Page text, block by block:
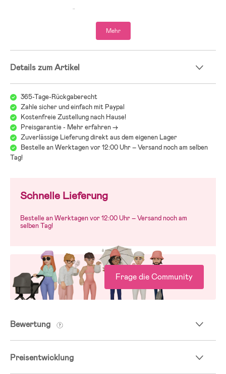
und auf seiner Rückseite befindet sich ein elastisches
Befestigungsband, das am Kopfteil des Kinderwagensitzes
angebracht wird und verhindert, dass der Fußsack im Kinderwagen
hinunterrutscht.
- Wasserabweisende PU-Beschichtung
wird, dass es frei von schädlichen Chemikalien ist.
Waschempfehlung: 40°C Maschinenwäsche auf links. Kein
Waschmittel mit Bleichmittel oder optischem Aufheller verwenden!
– Empfohlenes Alter: Bis zu 1,5–2 Jahre
Mehr
Details zum Artikel
365-Tage-Rückgaberecht
Zahle sicher und einfach mit Paypal
Kostenfreie Zustellung nach Hause!
Preisgarantie - Mehr erfahren ->
Zuverlässige Lieferung direkt aus dem eigenen Lager
Bestelle an Werktagen vor 12:00 Uhr – Versand noch am selben
Tag!
Schnelle Lieferung
Bestelle an Werktagen vor 12:00 Uhr – Versand noch am
selben Tag!
Frage die Community
Bewertung
Preisentwicklung